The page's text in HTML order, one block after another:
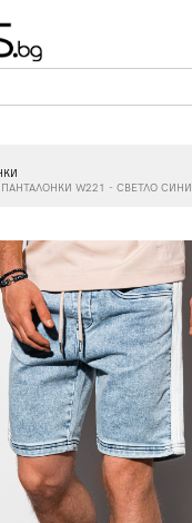
W221 - СВЕТЛО СИНИ